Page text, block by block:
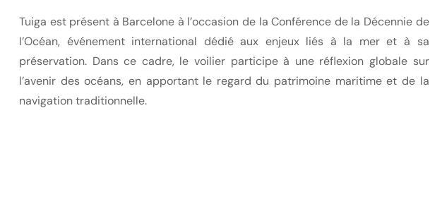
Tuiga est présent à Barcelone à l’occasion de la Conférence de la Décennie de
l’Océan, événement international dédié aux enjeux liés à la mer et à sa
préservation. Dans ce cadre, le voilier participe à une réflexion globale sur
l’avenir des océans, en apportant le regard du patrimoine maritime et de la
navigation traditionnelle.